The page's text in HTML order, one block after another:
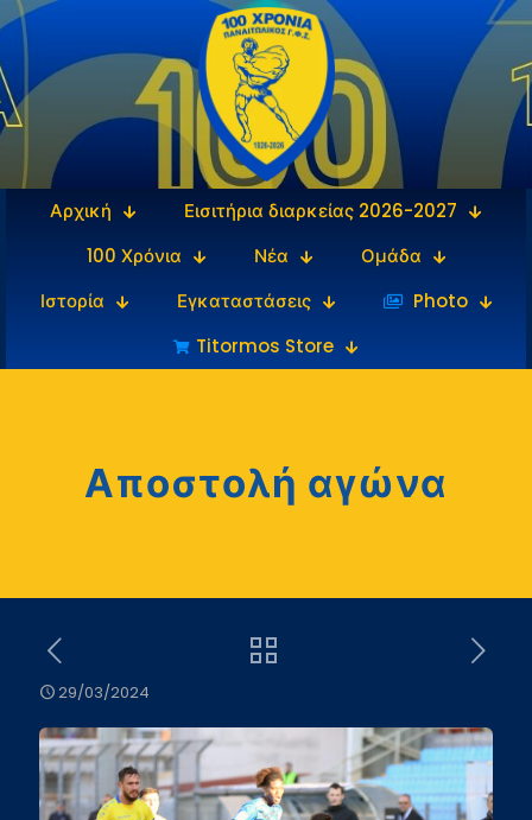
Αρχική
Εισιτήρια διαρκείας 2026-2027
100 Χρόνια
Νέα
Ομάδα
Ιστορία
Εγκαταστάσεις
‎‏‏‎ ‎Photo
Titormos Store
Αποστολή αγώνα
29/03/2024